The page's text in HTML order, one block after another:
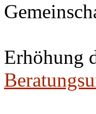
Erhöhung